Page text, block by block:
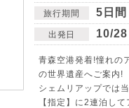
旅行期間 5日間
出発日 10/
青森空港発着!憧れの
の世界遺産へご案内!
シェムリアップでは
【指定】に2連泊し